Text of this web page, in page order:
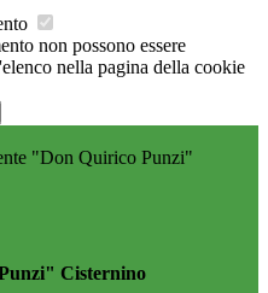
non possono essere
nella pagina della cookie
"Don Quirico Punzi"
Cisternino